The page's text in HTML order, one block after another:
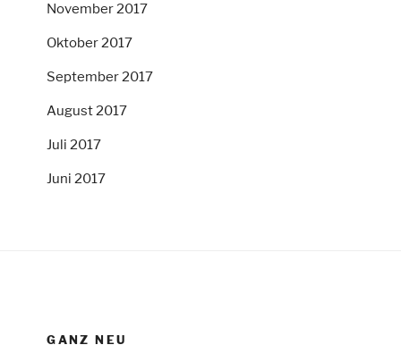
November 2017
Oktober 2017
September 2017
August 2017
Juli 2017
Juni 2017
GANZ NEU